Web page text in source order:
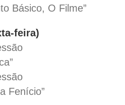
Básico, O Filme”
feira)
Fenício”